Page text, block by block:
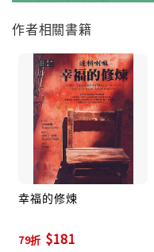
作者相關書籍
幸福的修煉
79折 $181